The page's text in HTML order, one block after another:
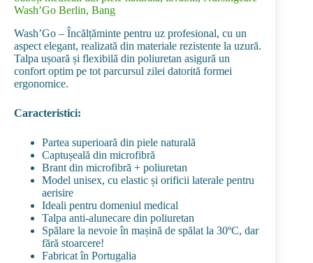
Wash’Go Berlin, Bang
Wash’Go – Încălțăminte pentru uz profesional, cu un
aspect elegant, realizată din materiale rezistente la uzură.
Talpa ușoară și flexibilă din poliuretan asigură un
confort optim pe tot parcursul zilei datorită formei
ergonomice.
Caracteristici:
Partea superioară din piele naturală
Captușeală din microfibră
Brant din microfibră + poliuretan
Model unisex, cu elastic și orificii laterale pentru
aerisire
Ideali pentru domeniul medical
Talpa anti-alunecare din poliuretan
Spălare la nevoie în mașină de spălat la 30ºC, dar
fără stoarcere!
Fabricat în Portugalia